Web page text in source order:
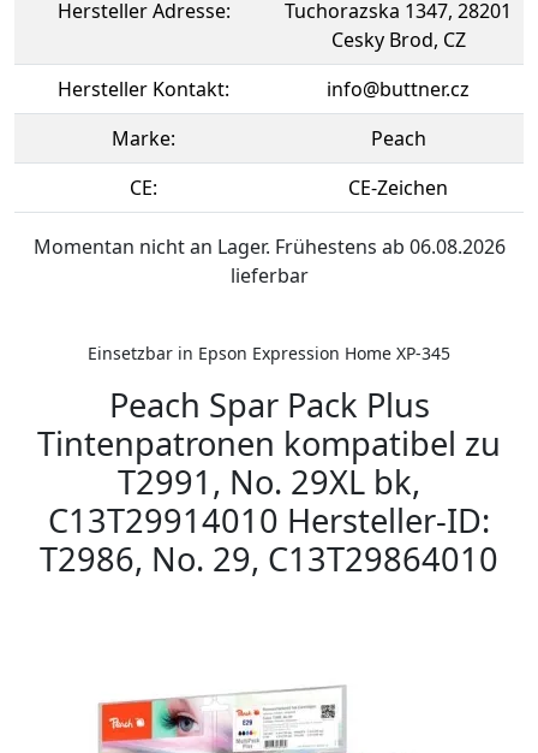
Hersteller Adresse:
Tuchorazska 1347, 28201
Cesky Brod, CZ
Hersteller Kontakt:
info@buttner.cz
Marke:
Peach
CE:
CE-Zeichen
Momentan nicht an Lager. Frühestens ab 06.08.2026
lieferbar
Einsetzbar in Epson Expression Home XP-345
Peach Spar Pack Plus
Tintenpatronen kompatibel zu
T2991, No. 29XL bk,
C13T29914010 Hersteller-ID:
T2986, No. 29, C13T29864010